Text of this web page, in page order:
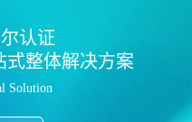
认证
式整体解决方案
Solution